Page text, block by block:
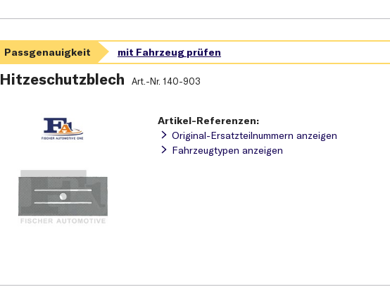
Hitzeschutzblech Art.-Nr. 140-903
Artikel-Referenzen:
Original-Ersatzteilnummern anzeigen
Fahrzeugtypen anzeigen